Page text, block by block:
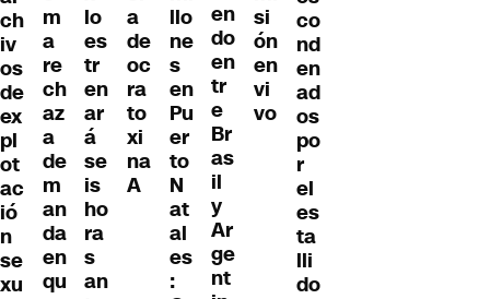
ch
iv
os
de
ex
pl
ot
ac
ió
n
se
xu
m
a
re
ch
az
a
de
m
an
da
en
qu
lo
es
tr
en
ar
á
se
is
ho
ra
s
an
a
de
oc
ra
to
xi
na
A
llo
ne
s
en
Pu
er
to
N
at
al
es
:
en
do
en
tr
e
Br
as
il
y
Ar
ge
nt
si
ón
en
vi
vo
co
nd
en
ad
os
po
r
el
es
ta
lli
do